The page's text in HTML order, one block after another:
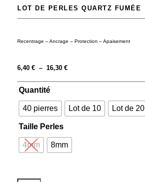
LOT DE PERLES QUARTZ FUMÉE
Recentrage – Ancrage – Protection – Apaisement
6,40 € – 16,30 €
Quantité
40 pierres Lot de 10 Lot de 20
Taille Perles
4mm 8mm